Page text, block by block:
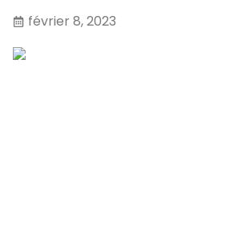
février 8, 2023